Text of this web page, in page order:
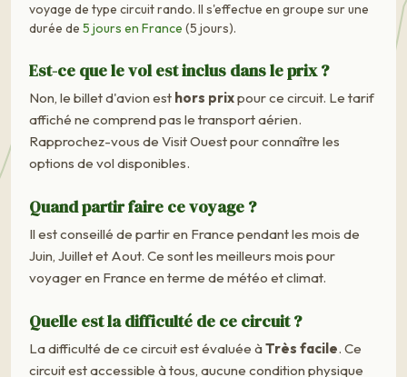
voyage de type circuit rando. Il s'effectue en groupe sur une
durée de 5 jours en France (5 jours).
Est-ce que le vol est inclus dans le prix ?
Non, le billet d'avion est hors prixpour ce circuit. Le tarif
affiché ne comprend pas le transport aérien.
Rapprochez-vous de Visit Ouest pour connaître les
options de vol disponibles.
Quand partir faire ce voyage ?
Il est conseillé de partir en France pendant les mois de
Juin, Juillet et Aout. Ce sont les meilleurs mois pour
voyager en France en terme de météo et climat.
Quelle est la difficulté de ce circuit ?
La difficulté de ce circuit est évaluée àTrès facile. Ce
circuit est accessible à tous, aucune condition physique